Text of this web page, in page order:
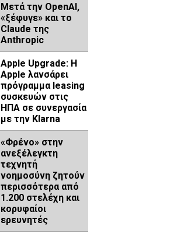
Μετά την OpenAI,
«ξέφυγε» και το
Claude της
Anthropic
Apple Upgrade: Η
Apple λανσάρει
πρόγραμμα leasing
συσκευών στις
ΗΠΑ σε συνεργασία
με την Klarna
«Φρένο» στην
ανεξέλεγκτη
τεχνητή
νοημοσύνη ζητούν
περισσότερα από
1.200 στελέχη και
κορυφαίοι
ερευνητές